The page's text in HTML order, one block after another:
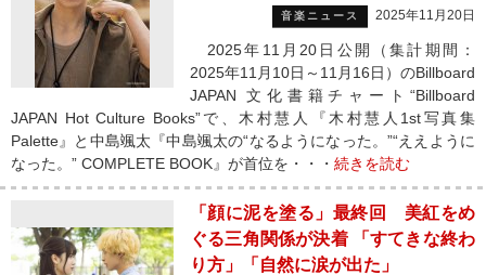
音楽ニュース 2025年11月20日
2025年11月20日公開（集計期間：
2025年11月10日～11月16日）のBillboard
JAPAN 文化書籍チャート“Billboard
JAPAN Hot Culture Books”で、木村慧人『木村慧人1st写真集
Palette』と中島颯太『中島颯太の“なるようになった。”“ええように
なった。” COMPLETE BOOK』が首位を・・・ 続きを読む
「顔に泥を塗る」最終回 美紅をめ
ぐる三角関係が決着 「すてきな終わ
り方」「自然に涙が出た」